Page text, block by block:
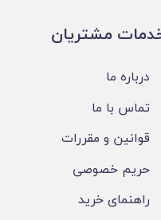
مشتریان
درباره ما
تماس با ما
قوانین و مقررات
حریم خصوصی
راهنمای خرید